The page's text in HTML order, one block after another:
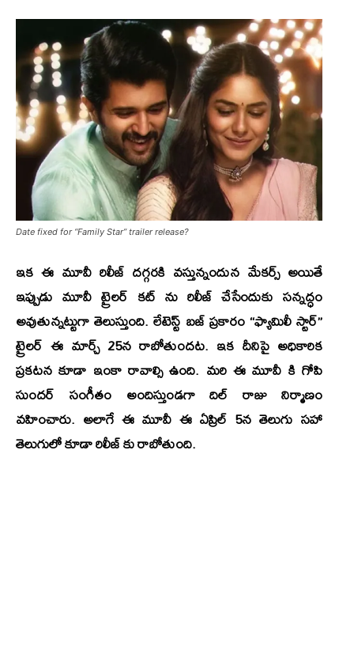
Date fixed for “Family Star” trailer release?
ఇక ఈ మూవీ రిలీజ్ దగ్గరకి వస్తున్నందున మేకర్స్ అయితే
ఇప్పుడు మూవీ ట్రైలర్ కట్ ను రిలీజ్ చేసేందుకు సన్నద్ధం
అవుతున్నట్టుగా తెలుస్తుంది. లేటెస్ట్ బజ్ ప్రకారం “ఫ్యామిలీ స్టార్”
ట్రైలర్ ఈ మార్చ్ 25న రాబోతుందట. ఇక దీనిపై అధికారిక
ప్రకటన కూడా ఇంకా రావాల్సి ఉంది. మరి ఈ మూవీ కి గోపి
సుందర్ సంగీతం అందిస్తుండగా దిల్ రాజు నిర్మాణం
వహించారు. అలాగే ఈ మూవీ ఈ ఏప్రిల్ 5న తెలుగు సహా
తెలుగులో కూడా రిలీజ్ కు రాబోతుంది.